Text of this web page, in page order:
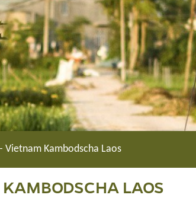
Vietnam Kambodscha Laos
LAOS